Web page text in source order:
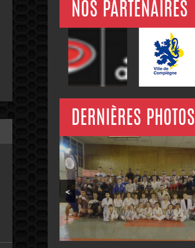
NOS PARTENAIRES
DERNIÈRES PHOTOS
<